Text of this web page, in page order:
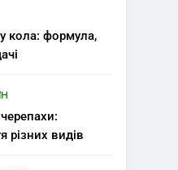
кола: формула,
різних видів